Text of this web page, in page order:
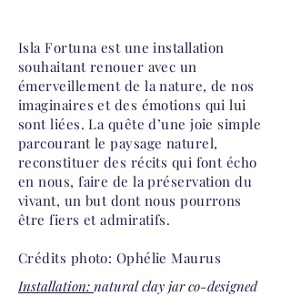
Isla Fortuna est une installation
souhaitant renouer avec un
émerveillement de la nature, de nos
imaginaires et des émotions qui lui
sont liées. La quête d’une joie simple
parcourant le paysage naturel,
reconstituer des récits qui font écho
en nous, faire de la préservation du
vivant, un but dont nous pourrons
être fiers et admiratifs.
Crédits photo: Ophélie Maurus
Installation: natural clay jar co-designed